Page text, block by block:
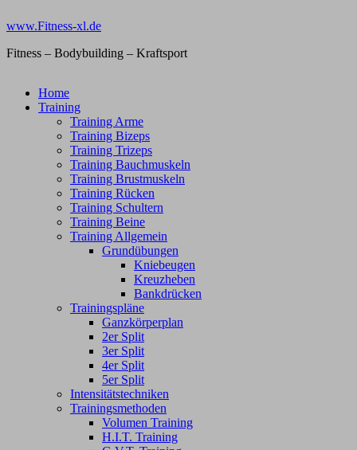
Inhalt
www.Fitness-xl.de
Fitness – Bodybuilding – Kraftsport
Home
Training
Training Arme
Training Bizeps
Training Trizeps
Training Bauchmuskeln
Training Brustmuskeln
Training Rücken
Training Schultern
Training Beine
Training Allgemein
Grundübungen
Kniebeugen
Kreuzheben
Bankdrücken
Trainingspläne
Ganzkörperplan
2er Split
3er Split
4er Split
5er Split
Intensitätstechniken
Trainingsmethoden
Volumen Training
H.I.T. Training